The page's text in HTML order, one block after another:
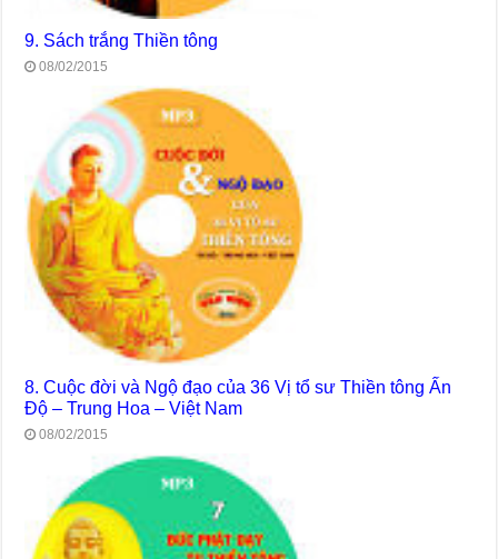
9. Sách trắng Thiền tông
08/02/2015
8. Cuộc đời và Ngộ đạo của 36 Vị tổ sư Thiền tông Ấn
Độ – Trung Hoa – Việt Nam
08/02/2015